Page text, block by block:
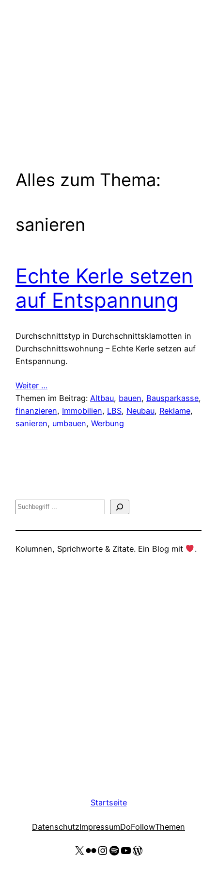
Alles zum Thema:
sanieren
Echte Kerle setzen
auf Entspannung
Durchschnittstyp in Durchschnittsklamotten in
Durchschnittswohnung – Echte Kerle setzen auf
Entspannung.
Weiter …
Themen im Beitrag: Altbau, bauen, Bausparkasse
finanzieren, Immobilien, LBS, Neubau, Reklame
sanieren, umbauen, Werbung
Suche
Kolumnen, Sprichworte & Zitate. Ein Blog mit .
Startseite
DatenschutzImpressumDoFollowThemen
X Flickr
Instagram
Spotify
YouTube Thomas Kohler
Wordpress Website